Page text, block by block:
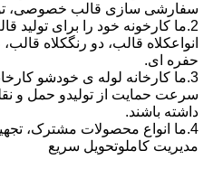
سفارشی سازی قالب خصوصی،
2. ما کارخونه خود را برای تولید
انواعکلاه قالب، دو رنگکلاه قالب،
حفره ای.
3. ما کارخانه لوله ی خودشو
سرعت حمایت از تولیدو حمل و
داشته باشند.
4. ما انواع محصولات مشترک،
مدیریت کاملوتحویل سریع